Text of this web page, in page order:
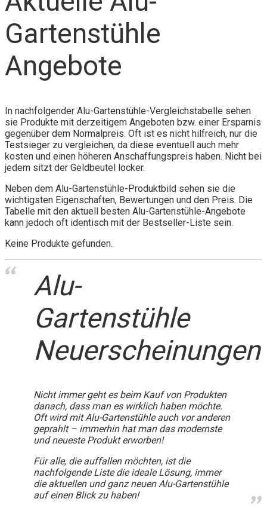
Gartenstühle
Angebote
In nachfolgender Alu-Gartenstühle-Vergleichstabelle sehen
sie Produkte mit derzeitigem Angeboten bzw. einer Ersparnis
gegenüber dem Normalpreis. Oft ist es nicht hilfreich, nur die
Testsieger zu vergleichen, da diese eventuell auch mehr
kosten und einen höheren Anschaffungspreis haben. Nicht bei
jedem sitzt der Geldbeutel locker.
Neben dem Alu-Gartenstühle-Produktbild sehen sie die
wichtigsten Eigenschaften, Bewertungen und den Preis. Die
Tabelle mit den aktuell besten Alu-Gartenstühle-Angebote
kann jedoch oft identisch mit der Bestseller-Liste sein.
Keine Produkte gefunden.
Alu-
Gartenstühle
Neuerscheinungen
Nicht immer geht es beim Kauf von Produkten
danach, dass man es wirklich haben möchte.
Oft wird mit Alu-Gartenstühle auch vor anderen
geprahlt – immerhin hat man das modernste
und neueste Produkt erworben!
Für alle, die auffallen möchten, ist die
nachfolgende Liste die ideale Lösung, immer
die aktuellen und ganz neuen Alu-Gartenstühle
auf einen Blick zu haben!